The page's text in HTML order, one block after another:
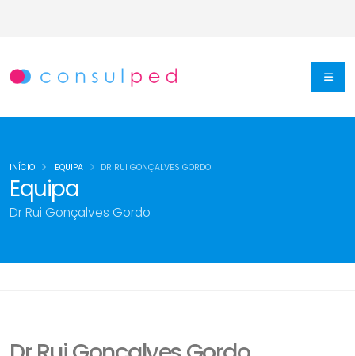
Equipa
Dr Rui Gonçalves Gordo
INÍCIO EQUIPA DR RUI GONÇALVES GORDO